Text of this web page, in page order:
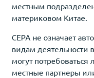
местным
материковом Китае.
CEPA не означает
видам деятельности
могут потребоваться
местные партнеры